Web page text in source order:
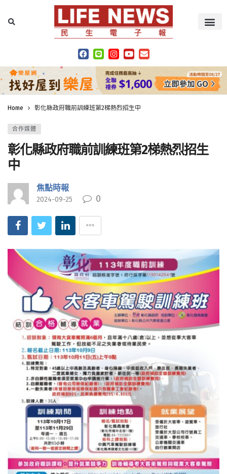
Home 彰化縣政府職前訓練班第2梯熱烈招生中
合作媒體
彰化縣政府職前訓練班第2梯熱烈招生
中
焦點時報
2024-09-25 0